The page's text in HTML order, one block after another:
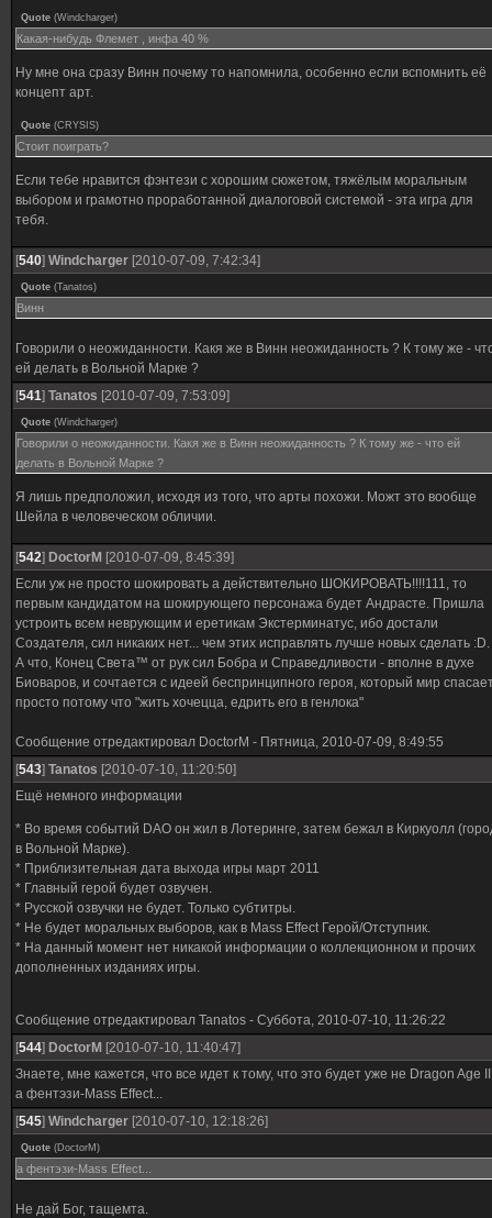
Quote (Windcharger)
Какая-нибудь Флемет , инфа 40 %
Ну мне она сразу Винн почему то напомнила, особенно если вспомнить её
концепт арт.
Quote (CRYSIS)
Стоит поиграть?
Если тебе нравится фэнтези с хорошим сюжетом, тяжёлым моральным
выбором и грамотно проработанной диалоговой системой - эта игра для
тебя.
[540] Windcharger [2010-07-09, 7:42:34]
Quote (Tanatos)
Винн
Говорили о неожиданности. Какя же в Винн неожиданность ? К тому же -
ей делать в Вольной Марке ?
[541] Tanatos [2010-07-09, 7:53:09]
Quote (Windcharger)
Говорили о неожиданности. Какя же в Винн неожиданность ? К тому же - что ей
делать в Вольной Марке ?
Я лишь предположил, исходя из того, что арты похожи. Можт это вообще
Шейла в человеческом обличии.
[542] DoctorM [2010-07-09, 8:45:39]
Если уж не просто шокировать а действительно ШОКИРОВАТЬ!!!!111, то
первым кандидатом на шокирующего персонажа будет Андрасте. Пришла
устроить всем неврующим и еретикам Экстерминатус, ибо достали
Создателя, сил никаких нет... чем этих исправлять лучше новых сделать :D.
А что, Конец Света™ от рук сил Бобра и Справедливости - вполне в духе
Биоваров, и сочтается с идеей беспринципного героя, который мир
просто потому что "жить хочецца, едрить его в генлока"
Сообщение отредактировал DoctorM - Пятница, 2010-07-09, 8:49:55
[543] Tanatos [2010-07-10, 11:20:50]
Ещё немного информации
* Во время событий DAO он жил в Лотеринге, затем бежал в Киркуолл
в Вольной Марке).
* Приблизительная дата выхода игры март 2011
* Главный герой будет озвучен.
* Русской озвучки не будет. Только субтитры.
* Не будет моральных выборов, как в Mass Effect Герой/Отступник.
* На данный момент нет никакой информации о коллекционном и прочих
дополненных изданиях игры.
Сообщение отредактировал Tanatos - Суббота, 2010-07-10, 11:26:22
[544] DoctorM [2010-07-10, 11:40:47]
Знаете, мне кажется, что все идет к тому, что это будет уже не Dragon Age
а фентэзи-Mass Effect...
[545] Windcharger [2010-07-10, 12:18:26]
Quote (DoctorM )
а фентэзи-Mass Effect...
Не дай Бог, тащемта.